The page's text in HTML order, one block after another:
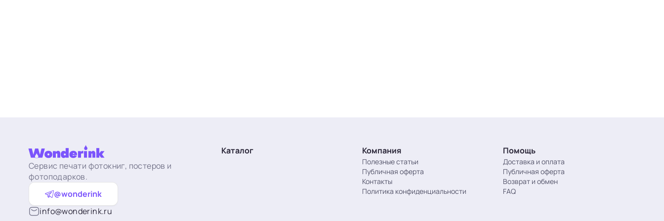
Сервис печати фотокниг, постеров и
фотоподарков.
@wonderink
info@wonderink.ru
Каталог Компания
Полезные статьи
Публичная оферта
Контакты
Политика конфиденциальности
Помощь
Доставка и оплата
Публичная оферта
Возврат и обмен
FAQ